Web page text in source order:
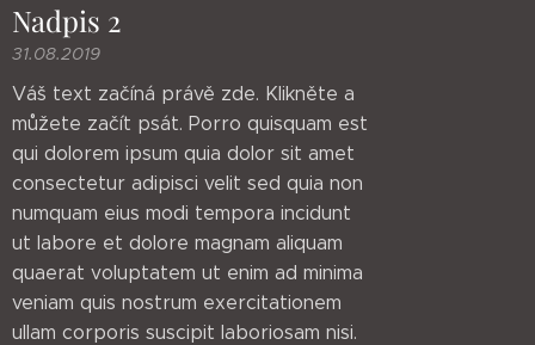
Nadpis 2
31.08.2019
Váš text začíná právě zde. Klikněte a
můžete začít psát. Porro quisquam est
qui dolorem ipsum quia dolor sit amet
consectetur adipisci velit sed quia non
numquam eius modi tempora incidunt
ut labore et dolore magnam aliquam
quaerat voluptatem ut enim ad minima
veniam quis nostrum exercitationem
ullam corporis suscipit laboriosam nisi.